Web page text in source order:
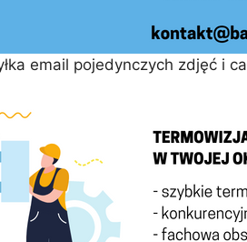
email pojedynczych zdjęć i